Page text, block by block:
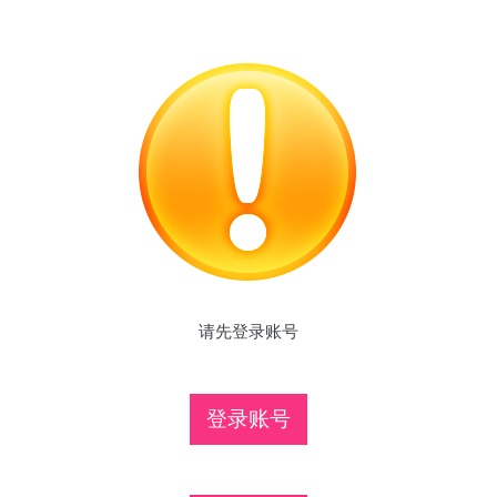
请先登录账号
登录账号